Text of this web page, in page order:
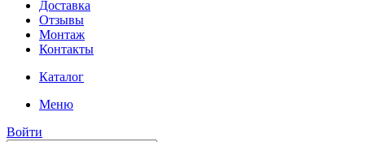
Доставка
Отзывы
Монтаж
Контакты
Каталог
Меню
Войти